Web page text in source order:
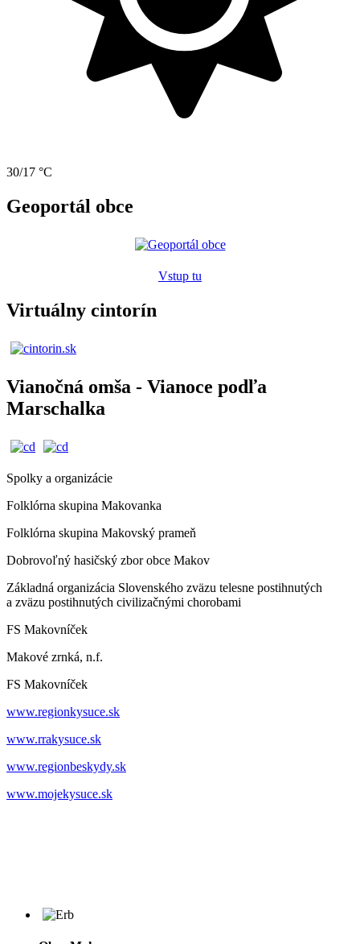
30/17 °C
Geoportál obce
Vstup tu
Virtuálny cintorín
Vianočná omša - Vianoce podľa
Marschalka
Spolky a organizácie
Folklórna skupina Makovanka
Folklórna skupina Makovský prameň
Dobrovoľný hasičský zbor obce Makov
Základná organizácia Slovenského zväzu telesne postihnutých
a zväzu postihnutých civilizačnými chorobami
FS Makovníček
Makové zrnká, n.f.
FS Makovníček
www.regionkysuce.sk
www.rrakysuce.sk
www.regionbeskydy.sk
www.mojekysuce.sk